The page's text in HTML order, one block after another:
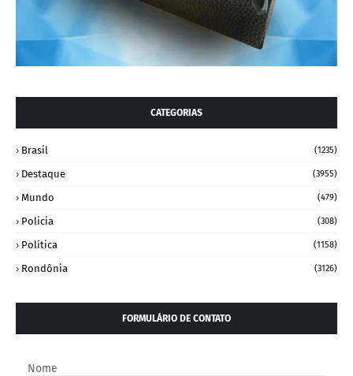
CATEGORIAS
Brasil (1235)
Destaque (3955)
Mundo (479)
Policia (308)
Política (1158)
Rondônia (3126)
FORMULÁRIO DE CONTATO
Nome